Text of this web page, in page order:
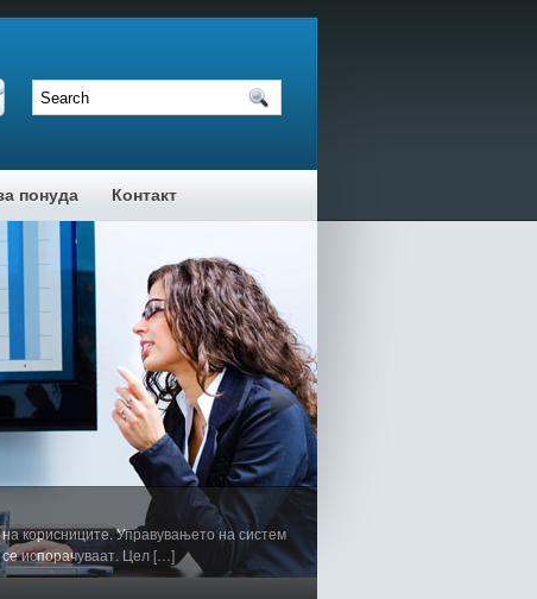
понуда Контакт
корисниците. Управувањето на систем
се испорачуваат. Цел […]